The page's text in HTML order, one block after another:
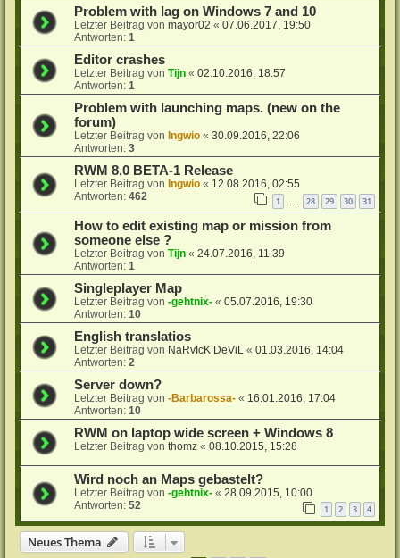
Problem with lag on Windows 7 and 10
Letzter Beitrag vonmayor02 «07.06.2017, 19:50
Antworten:1
Editor crashes
Letzter Beitrag vonTijn «02.10.2016, 18:57
Antworten:1
Problem with launching maps. (new on the
forum)
Letzter Beitrag von Ingwio «30.09.2016, 22:06
Antworten:3
RWM 8.0 BETA-1 Release
Letzter Beitrag von Ingwio « 12.08.2016, 02:55
Antworten:462 1 28 29 30 31
How to edit existing map or mission from
someone else ?
Letzter Beitrag vonTijn «24.07.2016, 11:39
Antworten:1
Singleplayer Map
Letzter Beitrag von-gehtnix- «05.07.2016, 19:30
Antworten:10
English translatios
Letzter Beitrag von NaRvIcK DeViL «01.03.2016, 14:04
Antworten:2
Server down?
Letzter Beitrag von-Barbarossa- « 16.01.2016, 17:04
Antworten:10
RWM on laptop wide screen + Windows 8
Letzter Beitrag vonthomz «08.10.2015, 15:28
Wird noch an Maps gebastelt?
Letzter Beitrag von-gehtnix- «28.09.2015, 10:00
Antworten:52 1 2 3 4
Neues Thema